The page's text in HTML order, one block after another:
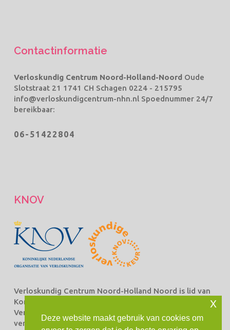
Contactinformatie
Verloskundig Centrum Noord-Holland-Noord Oude
Slotstraat 21 1741 CH Schagen 0224 - 215795
info@verloskundigcentrum-nhn.nlSpoednummer 24/7
bereikbaar:
06-51422804
KNOV
Verloskundig Centrum Noord-Holland Noord is lid van
Koninklijke Nederlandse Organisatie van
Verloskundigen Beroepsorganisatie van en voor
verloskundigen (KNOV) en staat ingeschreven bij het
Deze website maakt gebruik van cookies om
x